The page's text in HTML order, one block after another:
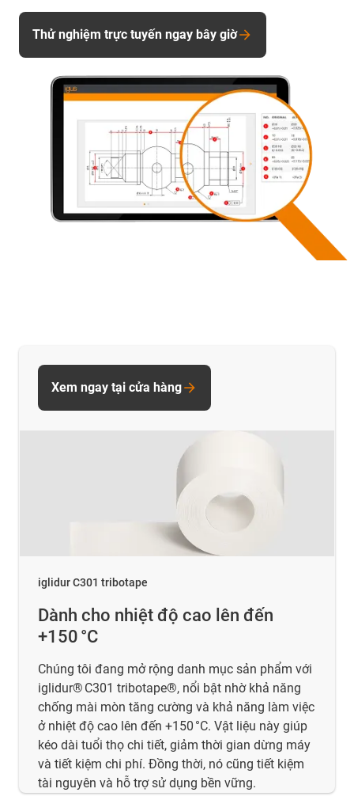
Thử nghiệm trực tuyến ngay bây giờ
iglidur C301 tribotape
Dành cho nhiệt độ cao lên đến
+150 °C
Chúng tôi đang mở rộng danh mục sản phẩm với
iglidur® C301 tribotape®, nổi bật nhờ khả năng
chống mài mòn tăng cường và khả năng làm việc
ở nhiệt độ cao lên đến +150 °C. Vật liệu này giúp
kéo dài tuổi thọ chi tiết, giảm thời gian dừng máy
và tiết kiệm chi phí. Đồng thời, nó cũng tiết kiệm
tài nguyên và hỗ trợ sử dụng bền vững.
Xem ngay tại cửa hàng